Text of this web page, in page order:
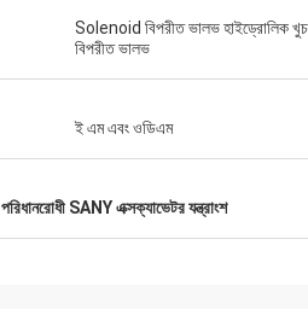
Solenoid বিপরীত ভালভ হাইড্রোলিক
বিপরীত ভালভ
ই এম এবং ওডিএম
পরিধানরোধী SANY এক্সক্যাভেটর যন্ত্রাংশ